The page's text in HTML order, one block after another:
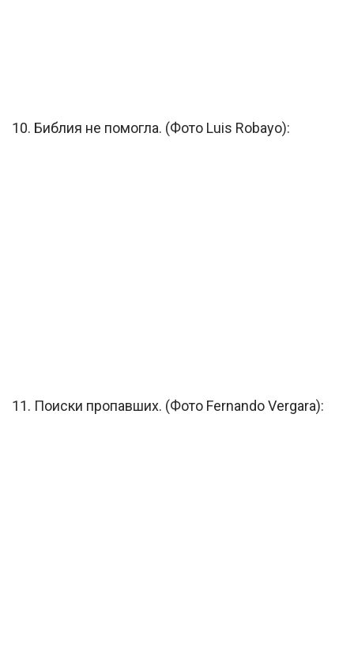
10. Библия не помогла. (Фото Luis Robayo):
11. Поиски пропавших. (Фото Fernando Vergara):